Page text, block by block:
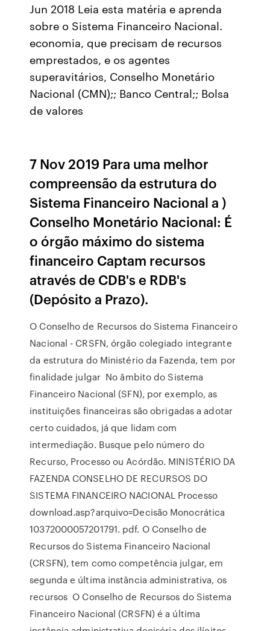
Jun 2018 Leia esta matéria e aprenda
sobre o Sistema Financeiro Nacional.
economia, que precisam de recursos
emprestados, e os agentes
superavitários, Conselho Monetário
Nacional (CMN);; Banco Central;; Bolsa
de valores
7 Nov 2019 Para uma melhor
compreensão da estrutura do
Sistema Financeiro Nacional a )
Conselho Monetário Nacional: É
o órgão máximo do sistema
financeiro Captam recursos
através de CDB's e RDB's
(Depósito a Prazo).
O Conselho de Recursos do Sistema Financeiro
Nacional - CRSFN, órgão colegiado integrante
da estrutura do Ministério da Fazenda, tem por
finalidade julgar No âmbito do Sistema
Financeiro Nacional (SFN), por exemplo, as
instituições financeiras são obrigadas a adotar
certo cuidados, já que lidam com
intermediação. Busque pelo número do
Recurso, Processo ou Acórdão. MINISTÉRIO DA
FAZENDA CONSELHO DE RECURSOS DO
SISTEMA FINANCEIRO NACIONAL Processo
download.asp?arquivo=Decisão Monocrática
10372000057201791. pdf. O Conselho de
Recursos do Sistema Financeiro Nacional
(CRSFN), tem como competência julgar, em
segunda e última instância administrativa, os
recursos O Conselho de Recursos do Sistema
Financeiro Nacional (CRSFN) é a última